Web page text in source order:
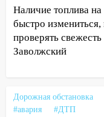
временно
10:14 В
отправили в
соседними
областью
Наличие топлива
быстро
проверять
Заволжский
Дорожная обстановка
#авария
#ДТП